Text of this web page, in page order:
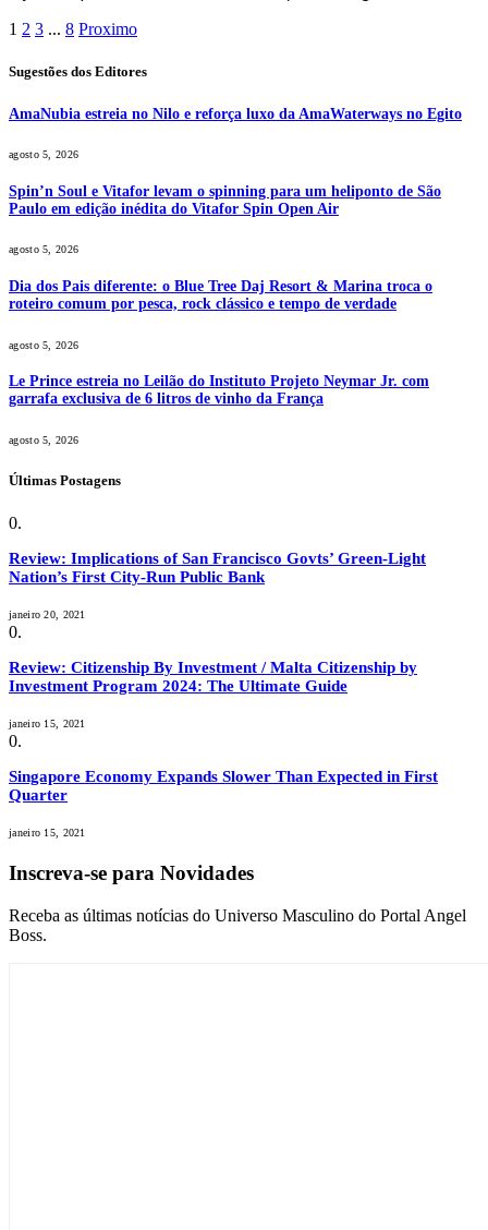
1 2 3 ... 8 Proximo
Sugestões dos Editores
AmaNubia estreia no Nilo e reforça luxo da AmaWaterways no Egito
agosto 5, 2026
Spin’n Soul e Vitafor levam o spinning para um heliponto de São
Paulo em edição inédita do Vitafor Spin Open Air
agosto 5, 2026
Dia dos Pais diferente: o Blue Tree Daj Resort & Marina troca o
roteiro comum por pesca, rock clássico e tempo de verdade
agosto 5, 2026
Le Prince estreia no Leilão do Instituto Projeto Neymar Jr. com
garrafa exclusiva de 6 litros de vinho da França
agosto 5, 2026
Últimas Postagens
Review: Implications of San Francisco Govts’ Green-Light
Nation’s First City-Run Public Bank
janeiro 20, 2021
Review: Citizenship By Investment / Malta Citizenship by
Investment Program 2024: The Ultimate Guide
janeiro 15, 2021
Singapore Economy Expands Slower Than Expected in First
Quarter
janeiro 15, 2021
Inscreva-se para Novidades
Receba as últimas notícias do Universo Masculino do Portal Angel
Boss.